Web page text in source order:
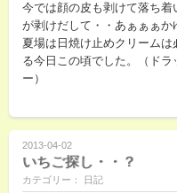
今では顔の皮も剥けて落ち
が剥けだして・・あぁぁぁか
夏場は日焼け止めクリーム
る今日この頃でした。（ド
ー）
2013-04-02
いちご探し・・？
カテゴリー： 日記